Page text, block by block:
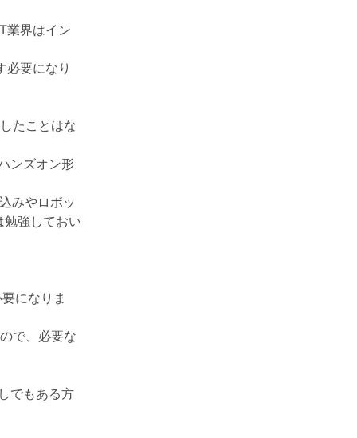
業界はイン
要になり
たことはな
ンズオン形
みやロボッ
勉強しておい
になりま
で、必要な
でもある方